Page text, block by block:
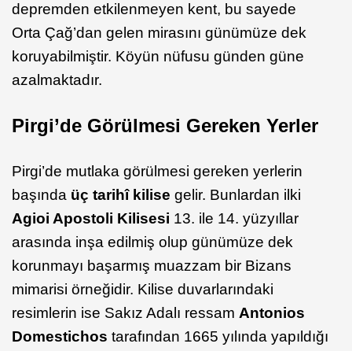
depremden etkilenmeyen kent, bu sayede
Orta Çağ’dan gelen mirasını günümüze dek
koruyabilmiştir. Köyün nüfusu günden güne
azalmaktadır.
Pirgi’de Görülmesi Gereken Yerler
Pirgi’de mutlaka görülmesi gereken yerlerin
başında üç tarihî kilise gelir. Bunlardan ilki
Agioi Apostoli Kilisesi 13. ile 14. yüzyıllar
arasında inşa edilmiş olup günümüze dek
korunmayı başarmış muazzam bir Bizans
mimarisi örneğidir. Kilise duvarlarındaki
resimlerin ise Sakız Adalı ressam Antonios
Domestichos tarafından 1665 yılında yapıldığı